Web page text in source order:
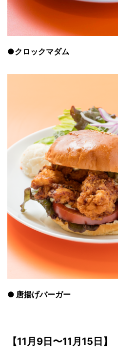
●クロックマダム
● 唐揚げバーガー
【11月9日〜11月15日】